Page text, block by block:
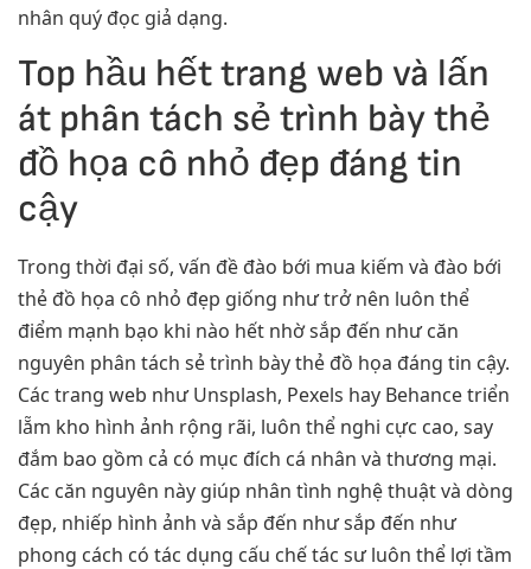
nhân quý đọc giả dạng.
Top hầu hết trang web và lấn
át phân tách sẻ trình bày thẻ
đồ họa cô nhỏ đẹp đáng tin
cậy
Trong thời đại số, vấn đề đào bới mua kiếm và đào bới
thẻ đồ họa cô nhỏ đẹp giống như trở nên luôn thể
điểm mạnh bạo khi nào hết nhờ sắp đến như căn
nguyên phân tách sẻ trình bày thẻ đồ họa đáng tin cậy.
Các trang web như Unsplash, Pexels hay Behance triển
lẵm kho hình ảnh rộng rãi, luôn thể nghi cực cao, say
đắm bao gồm cả có mục đích cá nhân và thương mại.
Các căn nguyên này giúp nhân tình nghệ thuật và dòng
đẹp, nhiếp hình ảnh và sắp đến như sắp đến như
phong cách có tác dụng cấu chế tác sư luôn thể lợi tầm